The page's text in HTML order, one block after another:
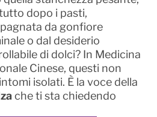
dopo i pasti,
da gonfiore
o dal desiderio
di dolci? In Medicina
Cinese, questi non
isolati. È la voce della
che ti sta chiedendo